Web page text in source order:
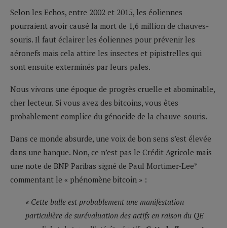
Selon les Echos, entre 2002 et 2015, les éoliennes
pourraient avoir causé la mort de 1,6 million de chauves-
souris. Il faut éclairer les éoliennes pour prévenir les
aéronefs mais cela attire les insectes et pipistrelles qui
sont ensuite exterminés par leurs pales.
Nous vivons une époque de progrès cruelle et abominable,
cher lecteur. Si vous avez des bitcoins, vous êtes
probablement complice du génocide de la chauve-souris.
Dans ce monde absurde, une voix de bon sens s’est élevée
dans une banque. Non, ce n’est pas le Crédit Agricole mais
une note de BNP Paribas signé de Paul Mortimer-Lee*
commentant le « phénomène bitcoin » :
« Cette bulle est probablement une manifestation
particulière de surévaluation des actifs en raison du QE